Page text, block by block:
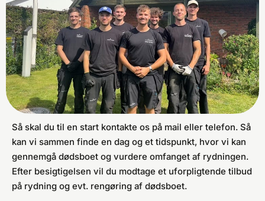
Så skal du til en start kontakte os på mail eller telefon. Så
kan vi sammen finde en dag og et tidspunkt, hvor vi kan
gennemgå dødsboet og vurdere omfanget af rydningen.
Efter besigtigelsen vil du modtage et uforpligtende tilbud
på rydning og evt. rengøring af dødsboet.